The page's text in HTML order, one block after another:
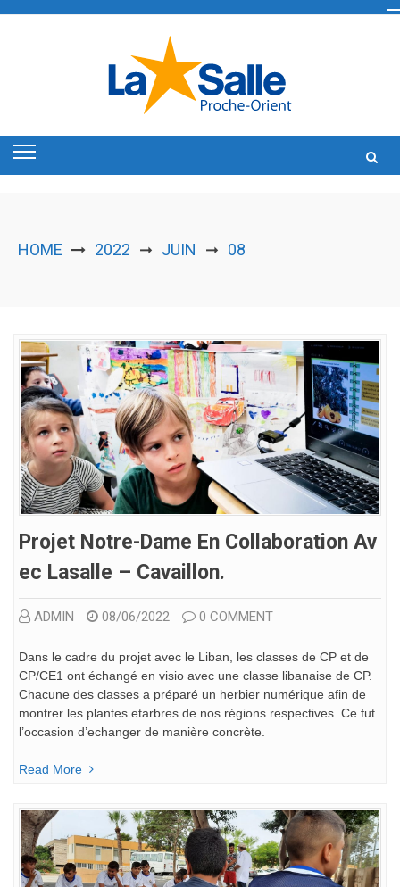
HOME 2022 ➞ JUIN ➞ 08
Projet Notre-Dame En Collaboration Av
Ec Lasalle – Cavaillon.
ADMIN 08/06/2022 0 COMMENT
Dans le cadre du projet avec le Liban, les classes de CP et de
CP/CE1 ont échangé en visio avec une classe libanaise de CP.
Chacune des classes a préparé un herbier numérique afin de
montrer les plantes etarbres de nos régions respectives. Ce fut
l’occasion d’echanger de manière concrète.
Read More